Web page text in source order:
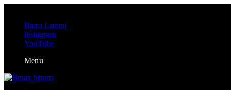
Barra Lateral
Instagram
YouTube
Menu